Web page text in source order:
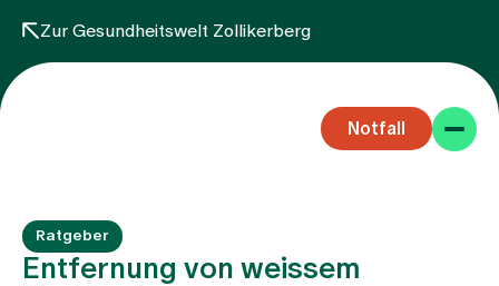
Zur Gesundheitswelt Zollikerberg
Notfall
Ratgeber
Entfernung von weissem